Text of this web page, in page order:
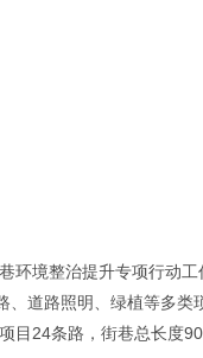
整治提升专项行动工
、道路照明、绿植等多类
24条路，街巷总长度